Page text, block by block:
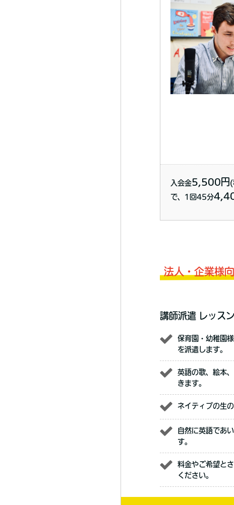
入会金5,500円 (
で、1回45分
法人・企業様
講師派遣 レッス
保育園・幼稚園
を派遣します。
英語の歌、絵本
きます。
ネイティブの生
自然に英語であ
す。
料金やご希望と
ください。